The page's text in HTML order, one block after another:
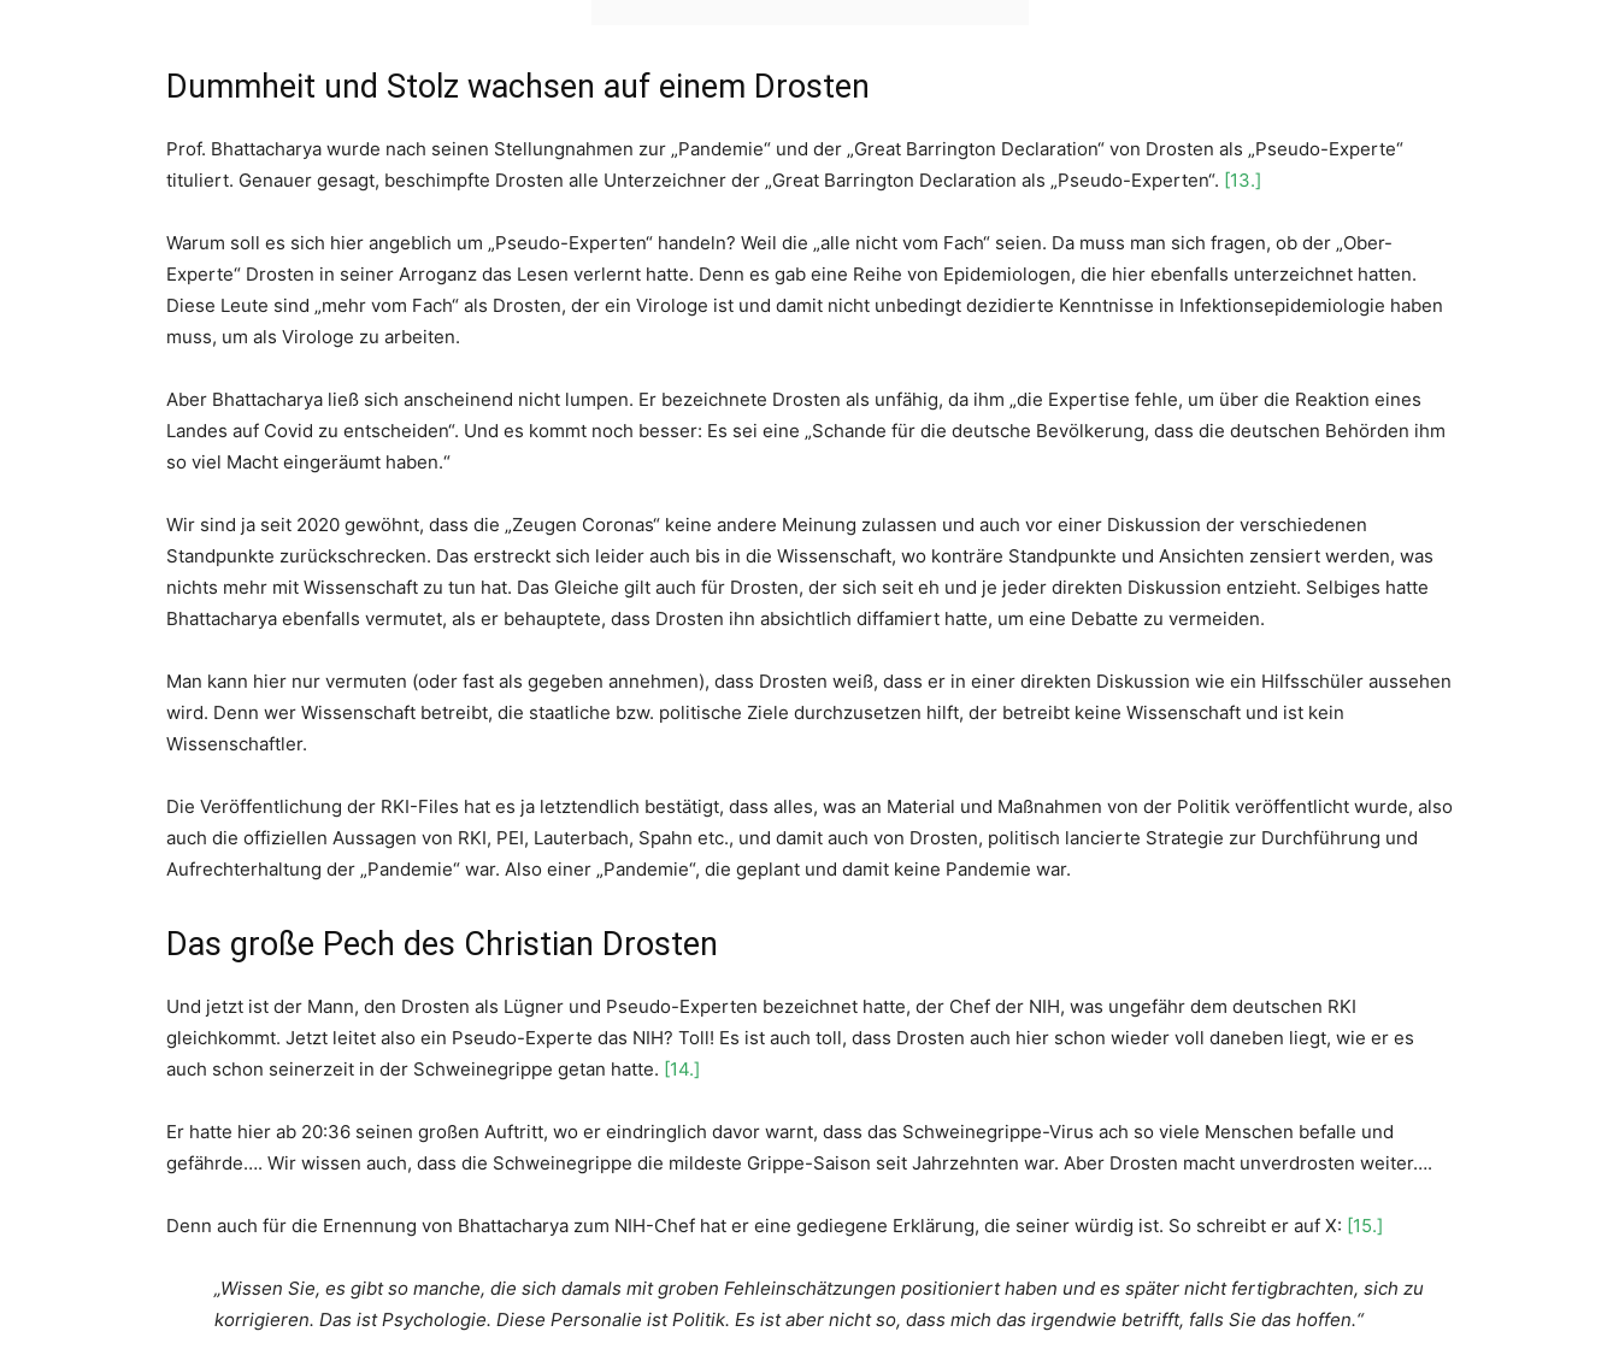
Dummheit und Stolz wachsen auf einem Drosten
Prof. Bhattacharya wurde nach seinen Stellungnahmen zur „Pandemie“ und der „Great Barrington Declaration“ von Drosten als „Pseudo-Experte“
tituliert. Genauer gesagt, beschimpfte Drosten alle Unterzeichner der „Great Barrington Declaration als „Pseudo-Experten“. [13.]
Warum soll es sich hier angeblich um „Pseudo-Experten“ handeln? Weil die „alle nicht vom Fach“ seien. Da muss man sich fragen, ob der „Ober-
Experte“ Drosten in seiner Arroganz das Lesen verlernt hatte. Denn es gab eine Reihe von Epidemiologen, die hier ebenfalls unterzeichnet hatten.
Diese Leute sind „mehr vom Fach“ als Drosten, der ein Virologe ist und damit nicht unbedingt dezidierte Kenntnisse in Infektionsepidemiologie haben
muss, um als Virologe zu arbeiten.
Aber Bhattacharya ließ sich anscheinend nicht lumpen. Er bezeichnete Drosten als unfähig, da ihm „die Expertise fehle, um über die Reaktion eines
Landes auf Covid zu entscheiden“. Und es kommt noch besser: Es sei eine „Schande für die deutsche Bevölkerung, dass die deutschen Behörden ihm
so viel Macht eingeräumt haben.“
Wir sind ja seit 2020 gewöhnt, dass die „Zeugen Coronas“ keine andere Meinung zulassen und auch vor einer Diskussion der verschiedenen
Standpunkte zurückschrecken. Das erstreckt sich leider auch bis in die Wissenschaft, wo konträre Standpunkte und Ansichten zensiert werden, was
nichts mehr mit Wissenschaft zu tun hat. Das Gleiche gilt auch für Drosten, der sich seit eh und je jeder direkten Diskussion entzieht. Selbiges hatte
Bhattacharya ebenfalls vermutet, als er behauptete, dass Drosten ihn absichtlich diffamiert hatte, um eine Debatte zu vermeiden.
Man kann hier nur vermuten (oder fast als gegeben annehmen), dass Drosten weiß, dass er in einer direkten Diskussion wie ein Hilfsschüler aussehen
wird. Denn wer Wissenschaft betreibt, die staatliche bzw. politische Ziele durchzusetzen hilft, der betreibt keine Wissenschaft und ist kein
Wissenschaftler.
Die Veröffentlichung der RKI-Files hat es ja letztendlich bestätigt, dass alles, was an Material und Maßnahmen von der Politik veröffentlicht wurde, also
auch die offiziellen Aussagen von RKI, PEI, Lauterbach, Spahn etc., und damit auch von Drosten, politisch lancierte Strategie zur Durchführung und
Aufrechterhaltung der „Pandemie“ war. Also einer „Pandemie“, die geplant und damit keine Pandemie war.
Das große Pech des Christian Drosten
Und jetzt ist der Mann, den Drosten als Lügner und Pseudo-Experten bezeichnet hatte, der Chef der NIH, was ungefähr dem deutschen RKI
gleichkommt. Jetzt leitet also ein Pseudo-Experte das NIH? Toll! Es ist auch toll, dass Drosten auch hier schon wieder voll daneben liegt, wie er es
auch schon seinerzeit in der Schweinegrippe getan hatte. [14.]
Er hatte hier ab 20:36 seinen großen Auftritt, wo er eindringlich davor warnt, dass das Schweinegrippe-Virus ach so viele Menschen befalle und
gefährde…. Wir wissen auch, dass die Schweinegrippe die mildeste Grippe-Saison seit Jahrzehnten war. Aber Drosten macht unverdrosten weiter….
Denn auch für die Ernennung von Bhattacharya zum NIH-Chef hat er eine gediegene Erklärung, die seiner würdig ist. So schreibt er auf X: [15.]
„Wissen Sie, es gibt so manche, die sich damals mit groben Fehleinschätzungen positioniert haben und es später nicht fertigbrachten, sich zu
korrigieren. Das ist Psychologie. Diese Personalie ist Politik. Es ist aber nicht so, dass mich das irgendwie betrifft, falls Sie das hoffen.“